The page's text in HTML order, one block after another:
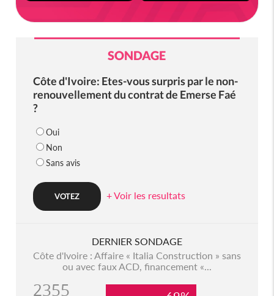
SONDAGE
Côte d'Ivoire: Etes-vous surpris par le non-
renouvellement du contrat de Emerse Faé
?
Oui
Non
Sans avis
+ Voir les resultats
DERNIER SONDAGE
Côte d'Ivoire : Affaire « Italia Construction » sans
ou avec faux ACD, financement «...
2355